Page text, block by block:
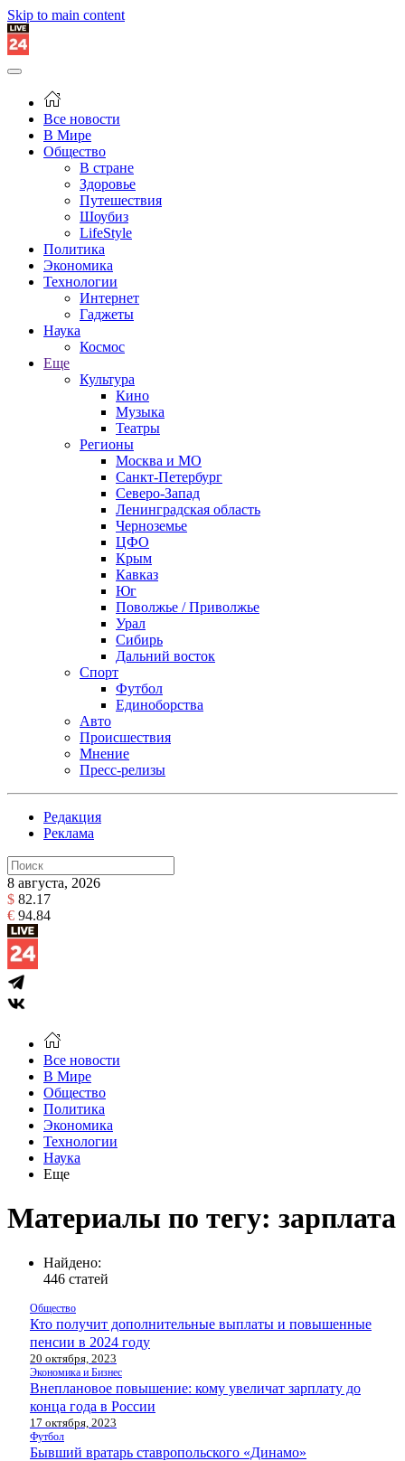
Skip to main content
Все новости
В Мире
Общество
В стране
Здоровье
Путешествия
Шоубиз
LifeStyle
Политика
Экономика
Технологии
Интернет
Гаджеты
Наука
Космос
Еще
Культура
Кино
Музыка
Театры
Регионы
Москва и МО
Санкт-Петербург
Северо-Запад
Ленинградская область
Черноземье
ЦФО
Крым
Кавказ
Юг
Поволжье / Приволжье
Урал
Сибирь
Дальний восток
Спорт
Футбол
Единоборства
Авто
Происшествия
Мнение
Пресс-релизы
Редакция
Реклама
8 августа, 2026
$ 82.17
€ 94.84
Все новости
В Мире
Общество
Политика
Экономика
Технологии
Наука
Еще
Материалы по тегу: зарплата
Найдено:
446 статей
Общество
Кто получит дополнительные выплаты и повышенные
пенсии в 2024 году
20 октября, 2023
Экономика и Бизнес
Внеплановое повышение: кому увеличат зарплату до
конца года в России
17 октября, 2023
Футбол
Бывший вратарь ставропольского «Динамо»